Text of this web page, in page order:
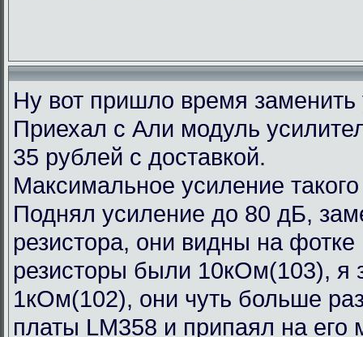
Ну вот пришло время
Приехал с Али модуль
35 рублей с доставкой.
Максимальное усиление
Поднял усиление до 80 дБ,
резистора, они видны на
резисторы были 10кОм(103), я
1кОм(102), они чуть больше
платы LM358 и припаял на его